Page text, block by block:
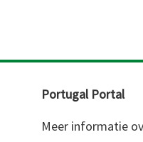
Portugal Portal
Meer informatie